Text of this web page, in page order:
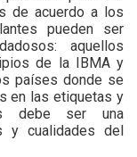
de acuerdo a los
pueden ser
aquellos
de la IBMA y
países donde se
en las etiquetas y
debe ser una
y cualidades del